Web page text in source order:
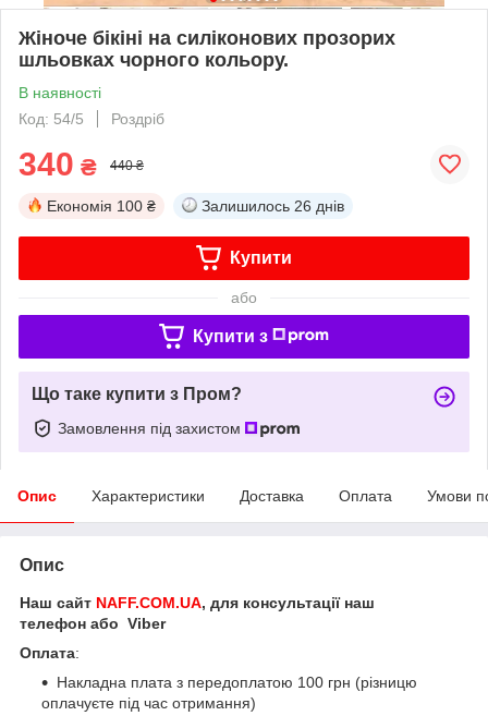
Жіноче бікіні на силіконових прозорих
шльовках чорного кольору.
В наявності
Код: 54/5
Роздріб
340 ₴ 440 ₴
Економія 100 ₴ Залишилось 26 днів
Купити
або
Купити з
Що таке купити з Пром?
Замовлення під захистом
Опис Характеристики Доставка Оплата Умови
Опис
Наш сайт NAFF.COM.UA, для консультації наш
телефон або Viber
Оплата:
Накладна плата з передоплатою 100 грн (різницю
оплачуєте під час отримання)